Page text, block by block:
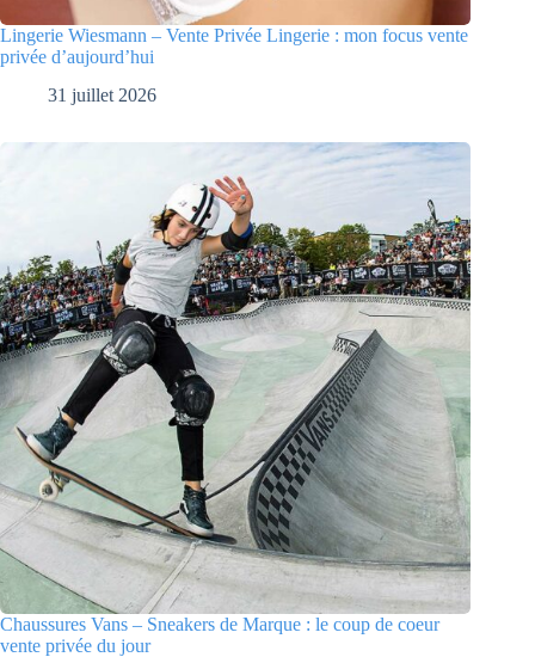
Lingerie Wiesmann – Vente Privée Lingerie : mon focus vente
privée d’aujourd’hui
31 juillet 2026
Chaussures Vans – Sneakers de Marque : le coup de coeur
vente privée du jour